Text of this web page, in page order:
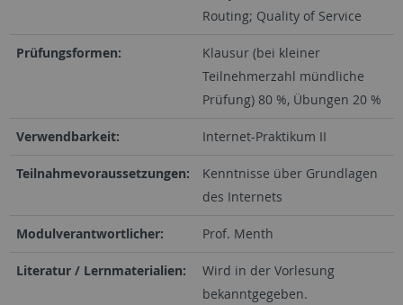
Routing; Quality of Service
Prüfungsformen:
Klausur (bei kleiner
Teilnehmerzahl mündliche
Prüfung) 80 %, Übungen 20 %
Verwendbarkeit: Internet-Praktikum II
Teilnahmevoraussetzungen:
Kenntnisse über Grundlagen
des Internets
Modulverantwortlicher: Prof. Menth
Literatur / Lernmaterialien:
Wird in der Vorlesung
bekanntgegeben.